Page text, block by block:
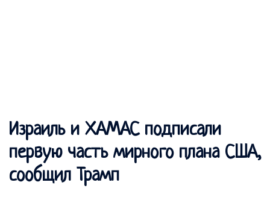
Израиль и ХАМАС подписали
первую часть мирного плана США,
сообщил Трамп